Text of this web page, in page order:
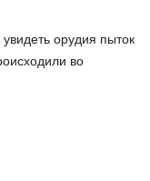
орудия пыток
во